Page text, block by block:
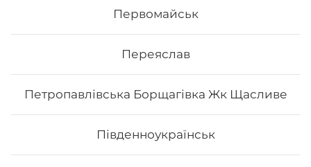
Первомайськ
Переяслав
Петропавлівська Борщагівка Жк Щасливе
Південноукраїнськ